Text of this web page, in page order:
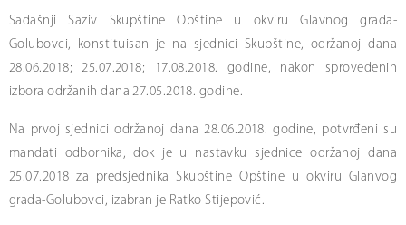
Sadašnji Saziv Skupštine Opštine u okviru Glavnog grada-
Golubovci, konstituisan je na sjednici Skupštine, održanoj dana
28.06.2018; 25.07.2018; 17.08.2018. godine, nakon sprovedenih
izbora održanih dana 27.05.2018. godine.
Na prvoj sjednici održanoj dana 28.06.2018. godine, potvrđeni su
mandati odbornika, dok je u nastavku sjednice održanoj dana
25.07.2018 za predsjednika Skupštine Opštine u okviru Glanvog
grada-Golubovci, izabran je Ratko Stijepović.